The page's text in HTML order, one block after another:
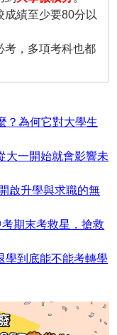
成績至少要80分以
考，多項考科也都
？為何它對大學生
大一開始就會影響未
啟升學與求職的無
期末考救星，搶救
學到底能不能考轉學